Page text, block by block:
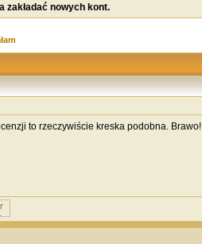
zakładać nowych kont.
to rzeczywiście kreska podobna. Brawo!